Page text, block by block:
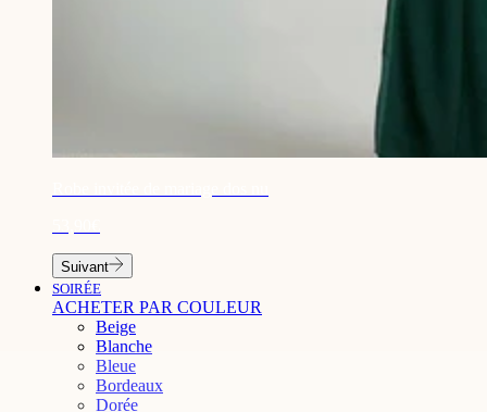
Suivant
SOIRÉE
ACHETER PAR COULEUR
Beige
Blanche
Bleue
Bordeaux
Dorée